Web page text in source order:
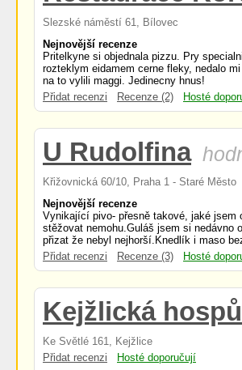
Slezské náměstí 61, Bílovec
Nejnovější recenze
Pritelkyne si objednala pizzu. Pry
rozteklym eidamem cerne fleky, nedalo
na to vylili maggi. Jedinecny hnus!
Přidat recenzi
Recenze (2) Hosté
U Rudolfina
Křižovnická 60/10, Praha 1 - Staré Město
Nejnovější recenze
Vynikající pivo- přesně takové, jaké jsem
stěžovat nemohu.Guláš jsem si nedávno
přizat že nebyl nejhorší.Knedlík i maso
Přidat recenzi
Recenze (3) Hosté
Kejžlická
Ke Světlé 161, Kejžlice
Přidat recenzi
Hosté doporučují